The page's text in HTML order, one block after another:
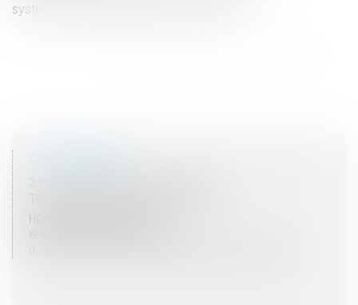
systématiquement la question à l'enfant